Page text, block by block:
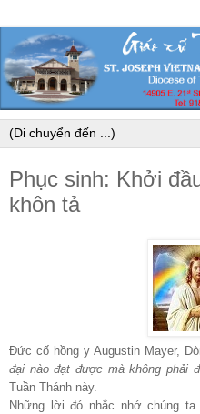
Phục sinh: Khởi
khôn tả
Đức cố hồng y Augustin Mayer,
đại nào đạt được mà không phải
Tuần Thánh này.
Những lời đó nhắc nhớ chúng